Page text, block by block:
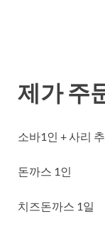
제가 주
소바1인 + 사리
돈까스 1인
치즈돈까스 1일